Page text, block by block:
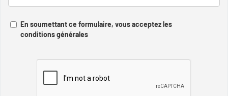
En soumettant ce formulaire, vous acceptez les
conditions générales